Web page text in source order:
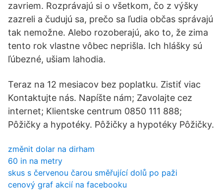
zavriem. Rozprávajú si o všetkom, čo z výšky
zazreli a čudujú sa, prečo sa ľudia občas správajú
tak nemožne. Alebo rozoberajú, ako to, že zima
tento rok vlastne vôbec neprišla. Ich hlášky sú
ľúbezné, ušiam lahodia.
Teraz na 12 mesiacov bez poplatku. Zistiť viac
Kontaktujte nás. Napíšte nám; Zavolajte cez
internet; Klientske centrum 0850 111 888;
Pôžičky a hypotéky. Pôžičky a hypotéky Pôžičky.
změnit dolar na dirham
60 in na metry
skus s červenou čarou směřující dolů po paži
cenový graf akcií na facebooku